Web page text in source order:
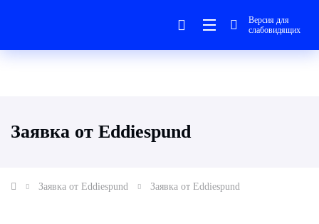
Версия для
слабовидящих
Заявка от Eddiespund
Заявка от Eddiespund Заявка от Eddiespund